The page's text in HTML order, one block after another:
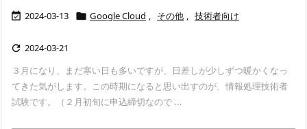
 2024-03-13  Google Cloud , その他 , 技術者向け
 2024-03-21
３月になり、まだ寒い日も多いですが、日差しが少しずつ暖かくなっ
てきた気がします。この時期になると思い出すのが、情報処理技術者
試験です。（２月初旬に申込締切なので ...